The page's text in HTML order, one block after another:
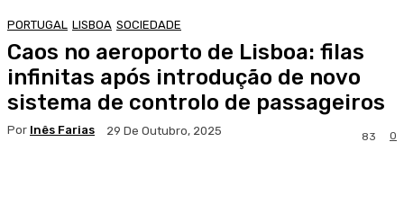
PORTUGAL LISBOA SOCIEDADE
Caos no aeroporto de Lisboa: filas
infinitas após introdução de novo
sistema de controlo de passageiros
Por Inês Farias 29 De Outubro, 2025 0
83